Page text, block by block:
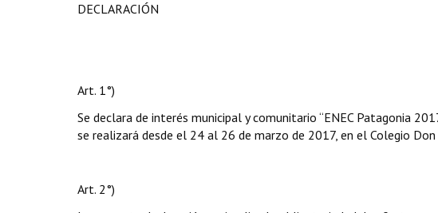
DECLARACIÓN
Art. 1°)
Se declara de interés municipal y comunitario “ENEC Patagonia
se realizará desde el 24 al 26 de marzo de 2017, en el Colegio
Art. 2°)